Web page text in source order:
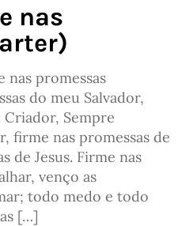
nas
promessas
do meu Salvador,
Sempre
firme nas promessas de
de Jesus. Firme nas
venço as
todo medo e todo
[…]